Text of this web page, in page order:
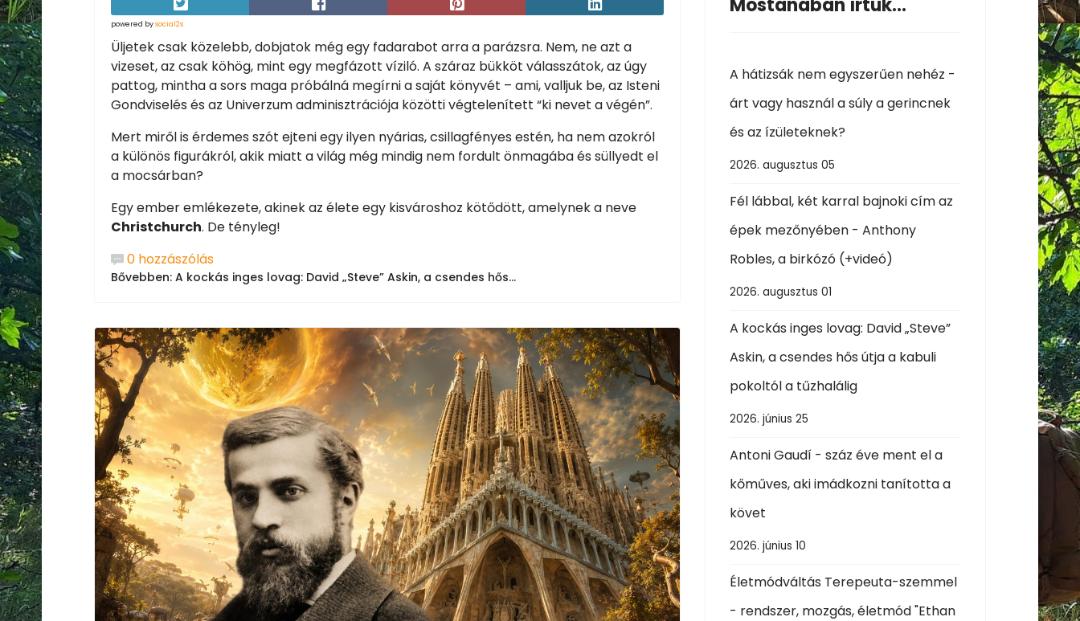
powered bysocial2s
Üljetek csak közelebb, dobjatok még egy fadarabot arra a parázsra. Nem, ne azt a
vizeset, az csak köhög, mint egy megfázott víziló. A száraz bükköt válasszátok, az úgy
pattog, mintha a sors maga próbálná megírni a saját könyvét – ami, valljuk be, az Isteni
Gondviselés és az Univerzum adminisztrációja közötti végtelenített “ki nevet a végén”.
Mert miről is érdemes szót ejteni egy ilyen nyárias, csillagfényes estén, ha nem azokról
a különös figurákról, akik miatt a világ még mindig nem fordult önmagába és süllyedt el
a mocsárban?
Egy ember emlékezete, akinek az élete egy kisvároshoz kötődött, amelynek a neve
Christchurch. De tényleg!
0 hozzászólás
Bővebben: A kockás inges lovag: David „Steve” Askin, a csendes hős...
Mostanában írtuk...
A hátizsák nem egyszerűen nehéz -
árt vagy használ a súly a gerincnek
és az ízületeknek?
2026. augusztus 05
Fél lábbal, két karral bajnoki cím az
épek mezőnyében - Anthony
Robles, a birkózó (+videó)
2026. augusztus 01
A kockás inges lovag: David „Steve”
Askin, a csendes hős útja a kabuli
pokoltól a tűzhalálig
2026. június 25
Antoni Gaudí - száz éve ment el a
kőműves, aki imádkozni tanította a
követ
2026. június 10
Életmódváltás Terepeuta-szemmel
- rendszer, mozgás, életmód "Ethan